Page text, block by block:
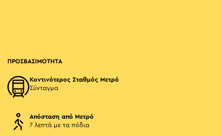
ΠΡΟΣΒΑΣΙΜΟΤΗΤΑ
Κοντινότερος Σταθμός Μετρό
Σύνταγμα
Απόσταση από Μετρό
7 λεπτά με τα πόδια